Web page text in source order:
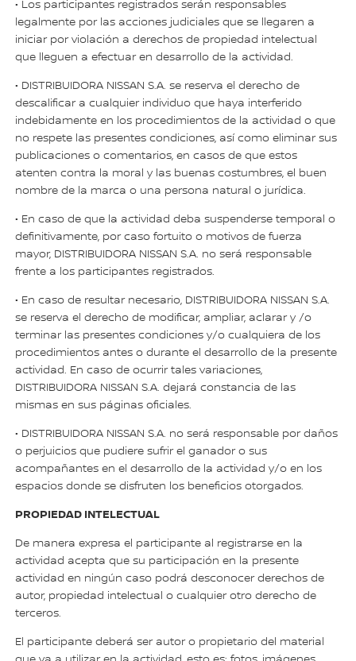
• Los participantes registrados serán responsables
legalmente por las acciones judiciales que se llegaren a
iniciar por violación a derechos de propiedad intelectual
que lleguen a efectuar en desarrollo de la actividad.
• DISTRIBUIDORA NISSAN S.A. se reserva el derecho de
descalificar a cualquier individuo que haya interferido
indebidamente en los procedimientos de la actividad o que
no respete las presentes condiciones, así como eliminar sus
publicaciones o comentarios, en casos de que estos
atenten contra la moral y las buenas costumbres, el buen
nombre de la marca o una persona natural o jurídica.
• En caso de que la actividad deba suspenderse temporal o
definitivamente, por caso fortuito o motivos de fuerza
mayor, DISTRIBUIDORA NISSAN S.A. no será responsable
frente a los participantes registrados.
• En caso de resultar necesario, DISTRIBUIDORA NISSAN S.A.
se reserva el derecho de modificar, ampliar, aclarar y /o
terminar las presentes condiciones y/o cualquiera de los
procedimientos antes o durante el desarrollo de la presente
actividad. En caso de ocurrir tales variaciones,
DISTRIBUIDORA NISSAN S.A. dejará constancia de las
mismas en sus páginas oficiales.
• DISTRIBUIDORA NISSAN S.A. no será responsable por daños
o perjuicios que pudiere sufrir el ganador o sus
acompañantes en el desarrollo de la actividad y/o en los
espacios donde se disfruten los beneficios otorgados.
PROPIEDAD INTELECTUAL
De manera expresa el participante al registrarse en la
actividad acepta que su participación en la presente
actividad en ningún caso podrá desconocer derechos de
autor, propiedad intelectual o cualquier otro derecho de
terceros.
El participante deberá ser autor o propietario del material